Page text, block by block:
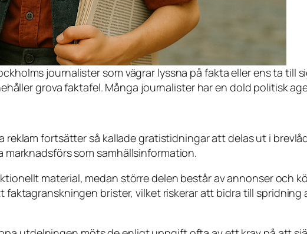
journalister som vägrar lyssna på fakta eller ens ta till
grova faktafel. Många journalister har en dold politisk
fortsätter så kallade gratistidningar att delas ut i
som samhällsinformation.
material, medan större delen består av annonser och
brister, vilket riskerar att bidra till spridning